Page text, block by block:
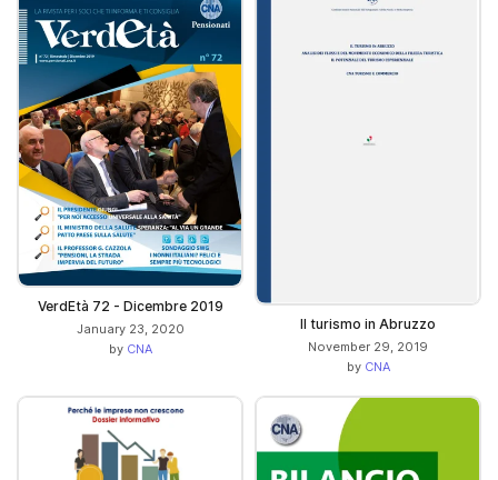
VerdEtà 72 - Dicembre 2019
January 23, 2020
by CNA
Il turismo in Abruzzo
November 29, 2019
by CNA